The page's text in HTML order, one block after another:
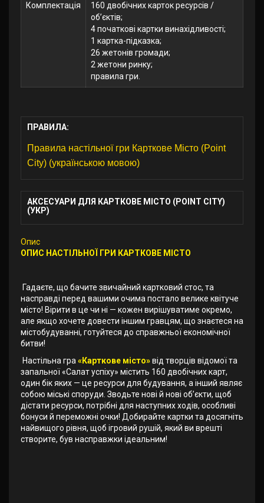
Комплектація
160 двобічних карток ресурсів /
об’єктів;
4 початкові картки винахідливості;
1 картка-підказка;
26 жетонів громади;
2 жетони ринку;
правила гри.
ПРАВИЛА:
Правила настільної гри Карткове Місто (Point
City) (українською мовою)
АКСЕСУАРИ ДЛЯ КАРТКОВЕ МІСТО (POINT CITY)
(УКР)
Опис
ОПИС НАСТІЛЬНОЇ ГРИ КАРТКОВЕ МІСТО
Гадаєте, що бачите звичайний картковий стос, та
насправді перед вашими очима постало велике квітуче
місто! Вірити в це чи ні — кожен вирішуватиме окремо,
але якщо хочете довести іншим гравцям, що знаєтеся на
містобудуванні, готуйтеся до справжньої економічної
битви!
Настільна гра «Карткове місто»від творців відомої та
запальної «Салат успіху» містить 160 двобічних карт,
один бік яких — це ресурси для будування, а інший являє
собою міські споруди. Зводьте нові й нові об’єкти, щоб
дістати ресурси, потрібні для наступних ходів, особливі
бонуси й переможні очки! Добирайте картки та досягніть
найвищого рівня, щоб ігровий рушій, який ви врешті
створите, був насправжки ідеальним!